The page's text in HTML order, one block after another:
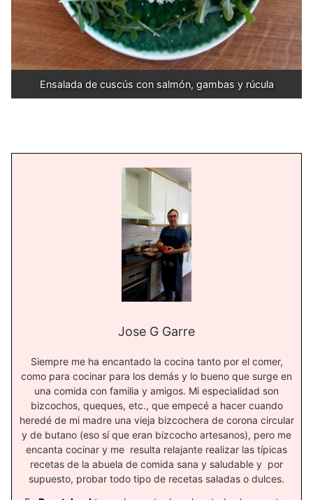
Ensalada de cuscús con salmón, gambas y rúcula
Jose G Garre
Siempre me ha encantado la cocina tanto por el comer,
como para cocinar para los demás y lo bueno que surge en
una comida con familia y amigos. Mi especialidad son
bizcochos, queques, etc., que empecé a hacer cuando
heredé de mi madre una vieja bizcochera de corona circular
y de butano (eso sí que eran bizcocho artesanos), pero me
encanta cocinar y me resulta relajante realizar las típicas
recetas de la abuela de comida sana y saludable y por
supuesto, probar todo tipo de recetas saladas o dulces.